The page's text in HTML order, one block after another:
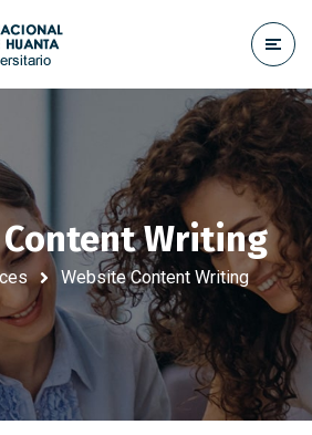
Writing
Website Content Writing